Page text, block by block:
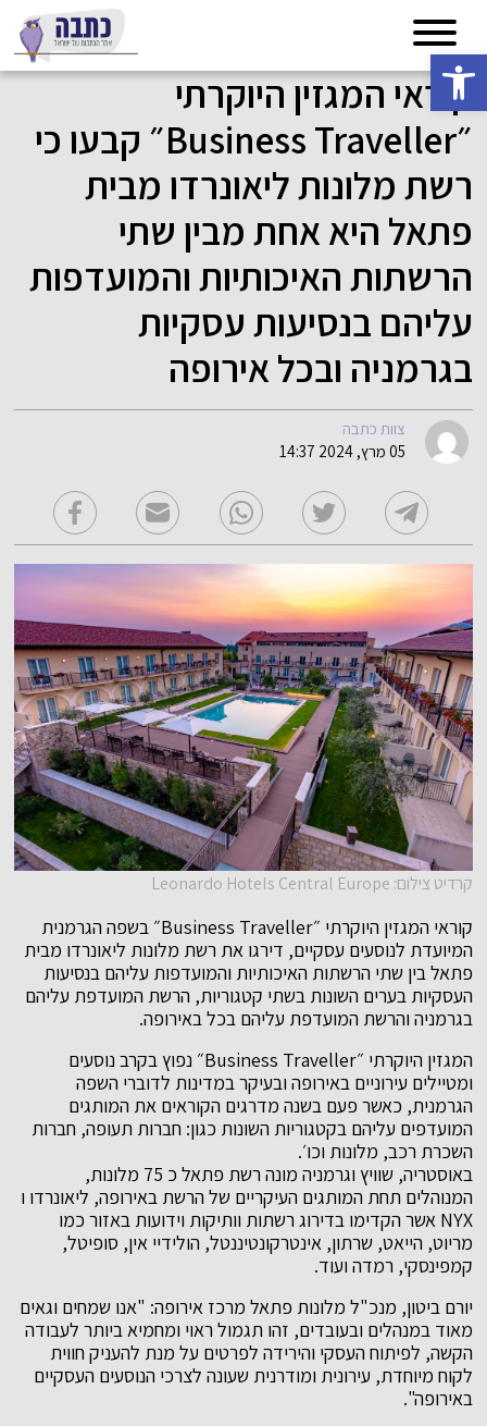
פתח סרגל נגישות
קוראי המגזין היוקרתי
״Business Traveller״ קבעו כי
רשת מלונות ליאונרדו מבית
פתאל היא אחת מבין שתי
הרשתות האיכותיות והמועדפות
עליהם בנסיעות עסקיות
בגרמניה ובכל אירופה
צוות כתבה
05 מרץ, 2024 14:37
קרדיט צילום: Leonardo Hotels Central Europe
קוראי המגזין היוקרתי ״Business Traveller״ בשפה הגרמנית
המיועדת לנוסעים עסקיים, דירגו את רשת מלונות ליאונרדו מבית
פתאל בין שתי הרשתות האיכותיות והמועדפות עליהם בנסיעות
העסקיות בערים השונות בשתי קטגוריות, הרשת המועדפת עליהם
בגרמניה והרשת המועדפת עליהם בכל באירופה.
המגזין היוקרתי ״Business Traveller״ נפוץ בקרב נוסעים
ומטיילים עירוניים באירופה ובעיקר במדינות לדוברי השפה
הגרמנית, כאשר פעם בשנה מדרגים הקוראים את המותגים
המועדפים עליהם בקטגוריות השונות כגון: חברות תעופה, חברות
השכרת רכב, מלונות וכו׳.
באוסטריה, שוויץ וגרמניה מונה רשת פתאל כ 75 מלונות,
המנוהלים תחת המותגים העיקריים של הרשת באירופה, ליאונרדו ו
NYX אשר הקדימו בדירוג רשתות וותיקות וידועות באזור כמו
מריוט, הייאט, שרתון, אינטרקונטיננטל, הולידיי אין, סופיטל,
קמפינסקי, רמדה ועוד.
יורם ביטון, מנכ"ל מלונות פתאל מרכז אירופה: "אנו שמחים וגאים
מאוד במנהלים ובעובדים, זהו תגמול ראוי ומחמיא ביותר לעבודה
הקשה, לפיתוח העסקי והירידה לפרטים על מנת להעניק חווית
לקוח מיוחדת, עירונית ומודרנית שעונה לצרכי הנוסעים העסקיים
באירופה".